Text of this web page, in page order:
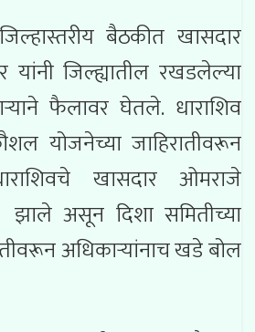
बैठकीत खासदार
जिल्ह्यातील रखडलेल्या
फैलावर घेतले. धाराशिव
योजनेच्या जाहिरातीवरून
खासदार ओमराजे
असून दिशा समितीच्या
अधिकाऱ्यांनाच खडे बोल